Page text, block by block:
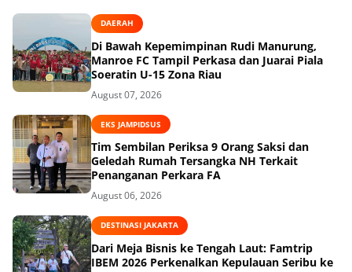
DAERAH
Di Bawah Kepemimpinan Rudi Manurung,
Manroe FC Tampil Perkasa dan Juarai Piala
Soeratin U-15 Zona Riau
August 07, 2026
EKS JAMPIDSUS
Tim Sembilan Periksa 9 Orang Saksi dan
Geledah Rumah Tersangka NH Terkait
Penanganan Perkara FA
August 06, 2026
DESTINASI JAKARTA
Dari Meja Bisnis ke Tengah Laut: Famtrip
IBEM 2026 Perkenalkan Kepulauan Seribu ke